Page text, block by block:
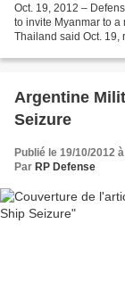
Oct. 19, 2012 –
to invite Myanmar to
Thailand said Oct. 19,
Argentine
Seizure
Publié le 19/10/2012
Par RP Defense